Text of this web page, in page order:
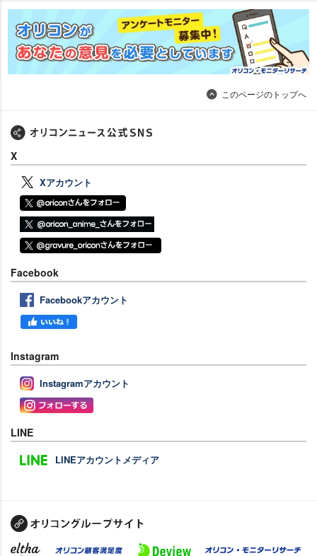
このページのトップへ
X
Xアカウント
Facebook
Facebookアカウント
Instagram
Instagramアカウント
LINE
LINEアカウントメディア